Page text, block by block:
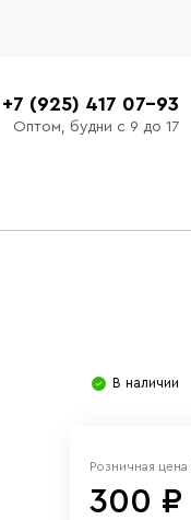
+7 (925) 417 07-93
Оптом, будни с 9 до 17
В наличии
Розничная цена
300 ₽